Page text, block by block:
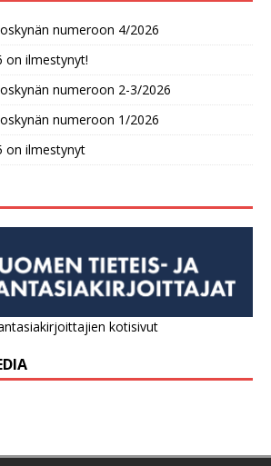
numeroon 4/2026
on ilmestynyt!
numeroon 2-3/2026
numeroon 1/2026
on ilmestynyt
kotisivut